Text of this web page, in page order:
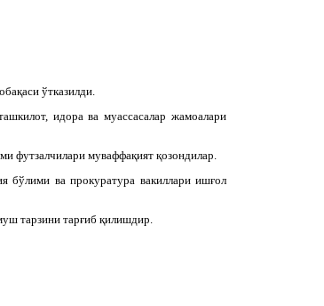
ўтказилди.
идора ва муассасалар жамоалари
футзалчилари муваффақият қозондилар.
бўлими ва прокуратура вакиллари ишғол
тарзини тарғиб қилишдир.